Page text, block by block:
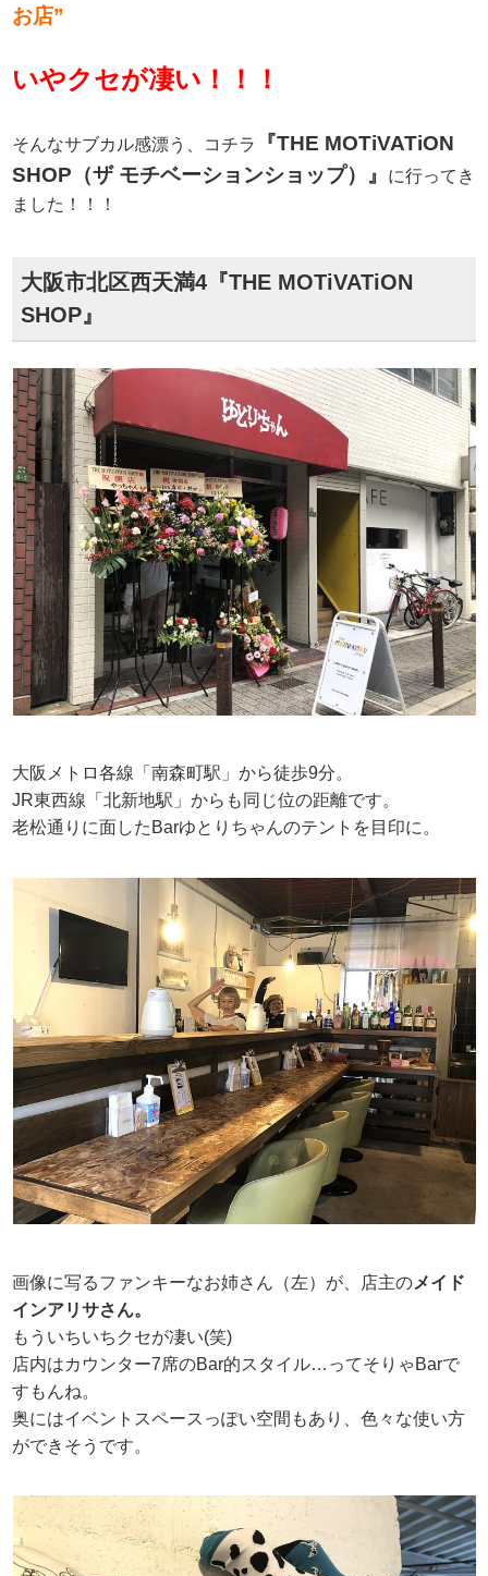
お店”
いやクセが凄い！！！
そんなサブカル感漂う、コチラ
『THE MOTiVATiON
SHOP（ザ モチベーションショップ）』
に行ってき
ました！！！
大阪市北区西天満4『THE MOTiVATiON
SHOP』
大阪メトロ各線「南森町駅」から徒歩9分。
JR東西線「北新地駅」からも同じ位の距離です。
老松通りに面したBarゆとりちゃんのテントを目印に。
画像に写るファンキーなお姉さん（左）が、店主のメイド
インアリサさん。
もういちいちクセが凄い(笑)
店内はカウンター7席のBar的スタイル…ってそりゃBarで
すもんね。
奥にはイベントスペースっぽい空間もあり、色々な使い方
ができそうです。